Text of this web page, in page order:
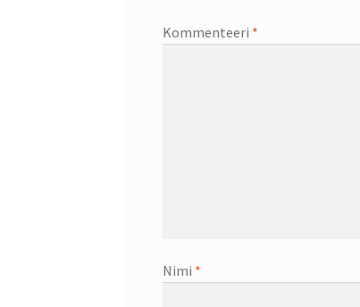
Kommenteeri *
Nimi *